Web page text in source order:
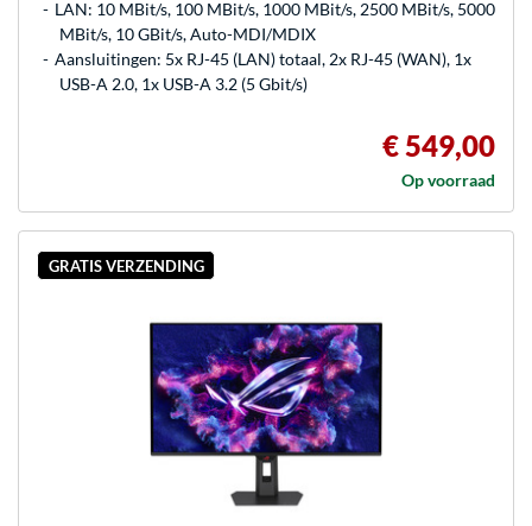
LAN: 10 MBit/s, 100 MBit/s, 1000 MBit/s, 2500 MBit/s, 5000
MBit/s, 10 GBit/s, Auto-MDI/MDIX
Aansluitingen: 5x RJ-45 (LAN) totaal, 2x RJ-45 (WAN), 1x
USB-A 2.0, 1x USB-A 3.2 (5 Gbit/s)
€ 549,00
Op voorraad
GRATIS VERZENDING